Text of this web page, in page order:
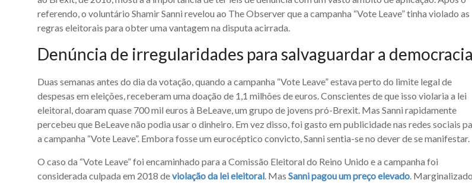
referendo, o voluntário Shamir Sanni revelou ao The Observer que a campanha “Vote Leave” tinha violado as
regras eleitorais para obter uma vantagem na disputa acirrada.
Denúncia de irregularidades para salvaguardar a democracia
Duas semanas antes do dia da votação, quando a campanha “Vote Leave” estava perto do limite legal de
despesas em eleições, receberam uma doação de 1,1 milhões de euros. Conscientes de que isso violaria a lei
eleitoral, doaram quase 700 mil euros à BeLeave, um grupo de jovens pró-Brexit. Mas Sanni rapidamente
percebeu que BeLeave não podia usar o dinheiro. Em vez disso, foi gasto em publicidade nas redes sociais
a campanha “Vote Leave”. Embora fosse um eurocéptico convicto, Sanni sentia-se no dever de se manifestar.
O caso da “Vote Leave” foi encaminhado para a Comissão Eleitoral do Reino Unido e a campanha foi
considerada culpada em 2018 deviolação da lei eleitoral. Mas Sanni pagou um preço elevado. Marginalizado